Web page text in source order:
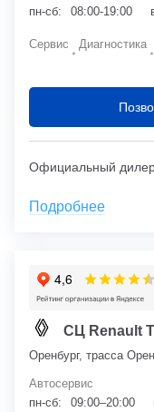
пн-сб:
08:00-19:00
Сервис Диагностика
Официальный
Подробнее
СЦ Renault
Оренбург, трасса
Автосервис
пн-сб:
09:00–20:00